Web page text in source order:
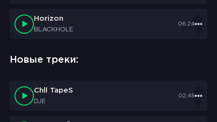
Horizon
BLACKHOLE
06:24
Новые треки:
Chll TapeS
DJE
02:45